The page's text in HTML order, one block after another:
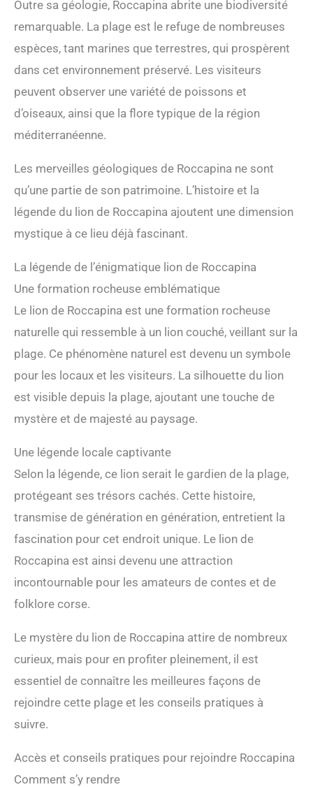
Outre sa géologie, Roccapina abrite une biodiversité
remarquable. La plage est le refuge de nombreuses
espèces, tant marines que terrestres, qui prospèrent
dans cet environnement préservé. Les visiteurs
peuvent observer une variété de poissons et
d’oiseaux, ainsi que la flore typique de la région
méditerranéenne.
Les merveilles géologiques de Roccapina ne sont
qu’une partie de son patrimoine. L’histoire et la
légende du lion de Roccapina ajoutent une dimension
mystique à ce lieu déjà fascinant.
La légende de l’énigmatique lion de Roccapina
Une formation rocheuse emblématique
Le lion de Roccapina est une formation rocheuse
naturelle qui ressemble à un lion couché, veillant sur la
plage. Ce phénomène naturel est devenu un symbole
pour les locaux et les visiteurs. La silhouette du lion
est visible depuis la plage, ajoutant une touche de
mystère et de majesté au paysage.
Une légende locale captivante
Selon la légende, ce lion serait le gardien de la plage,
protégeant ses trésors cachés. Cette histoire,
transmise de génération en génération, entretient la
fascination pour cet endroit unique. Le lion de
Roccapina est ainsi devenu une attraction
incontournable pour les amateurs de contes et de
folklore corse.
Le mystère du lion de Roccapina attire de nombreux
curieux, mais pour en profiter pleinement, il est
essentiel de connaître les meilleures façons de
rejoindre cette plage et les conseils pratiques à
suivre.
Accès et conseils pratiques pour rejoindre Roccapina
Comment s’y rendre